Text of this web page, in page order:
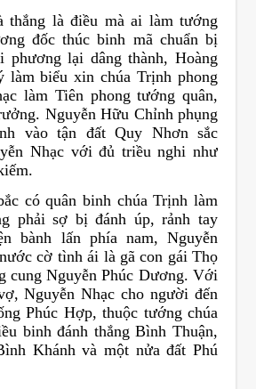
thắng là điều mà ai làm tướng
đốc thúc binh mã chuẩn bị
phương lại dâng thành, Hoàng
làm biểu xin chúa Trịnh phong
làm Tiên phong tướng quân,
Nguyễn Hữu Chỉnh phụng
vào tận đất Quy Nhơn sắc
Nhạc với đủ triều nghi như
có quân binh chúa Trịnh làm
phải sợ bị đánh úp, rảnh tay
bành lấn phía nam, Nguyễn
cờ tình ái là gã con gái Thọ
cung Nguyễn Phúc Dương. Với
Nguyễn Nhạc cho người đến
Phúc Hợp, thuộc tướng chúa
binh đánh thắng Bình Thuận,
Khánh và một nửa đất Phú